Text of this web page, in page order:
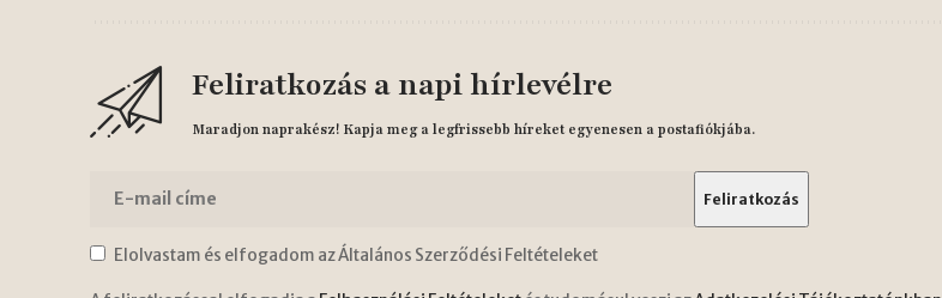
Feliratkozás a napi hírlevélre
Maradjon naprakész! Kapja meg a legfrissebb híreket egyenesen a postafiókjába.
Elolvastam és elfogadom az Általános Szerződési Feltételeket